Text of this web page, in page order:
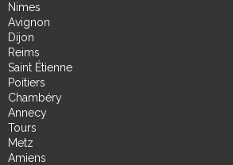
Nimes
Avignon
Dijon
Reims
Saint Étienne
Poitiers
Chambéry
Annecy
Tours
Metz
Amiens